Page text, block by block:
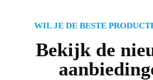
WIL JE DE BESTE
Bekijk de